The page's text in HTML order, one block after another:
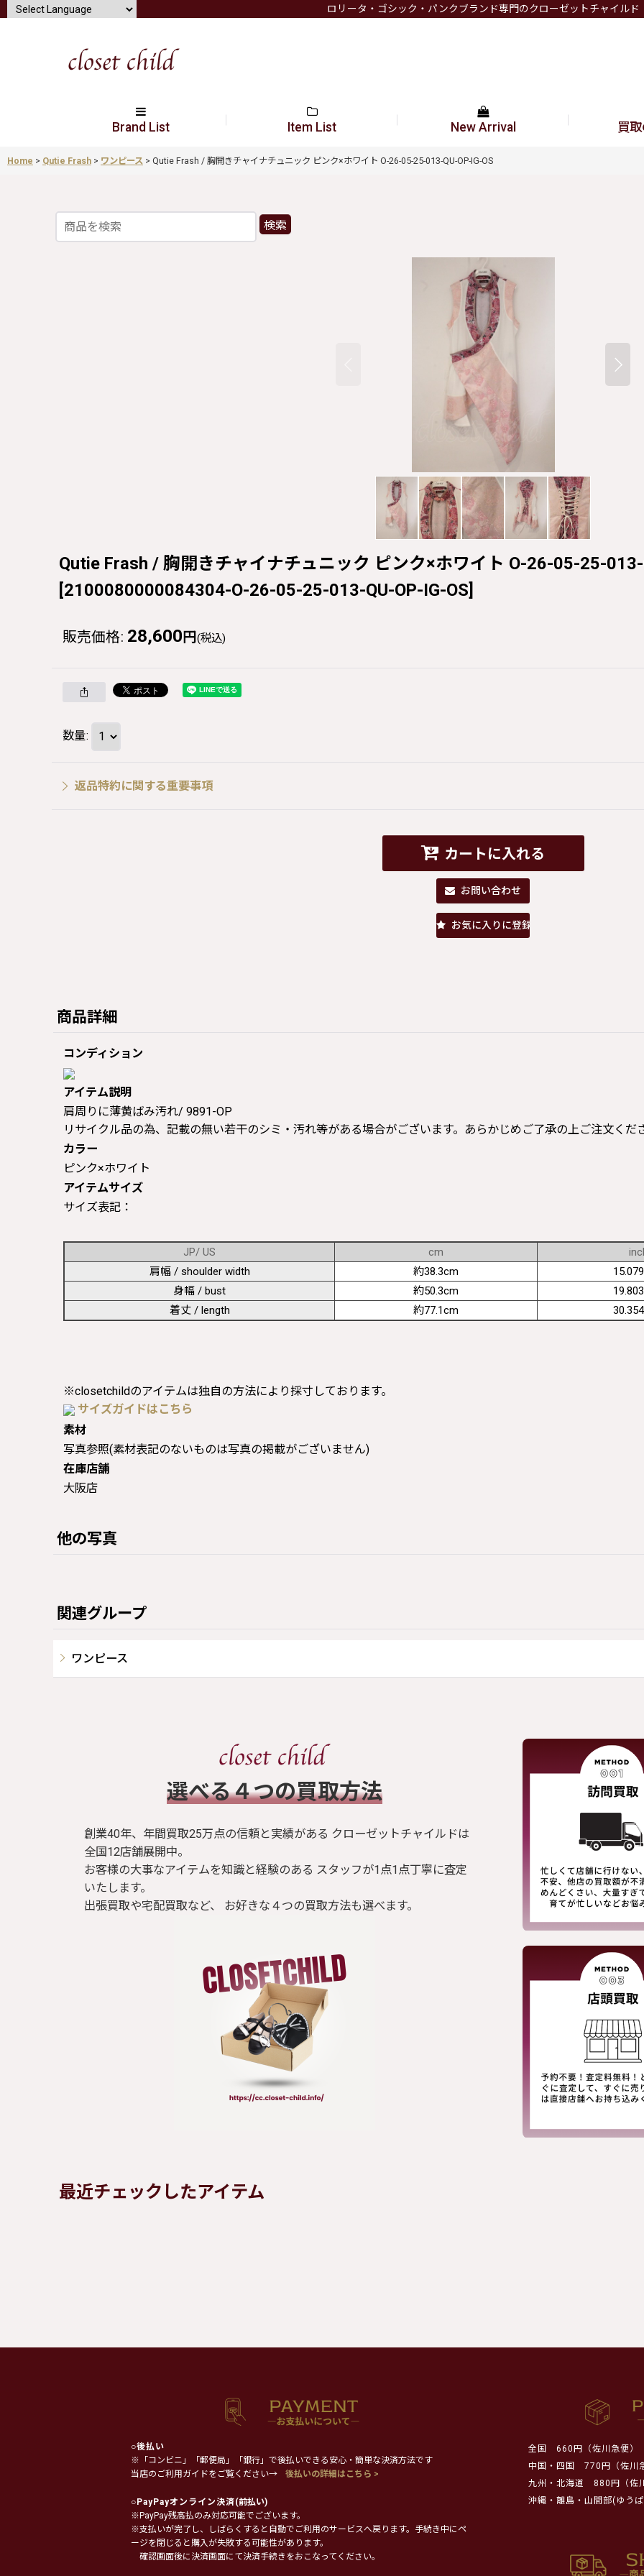
ロリータ・ゴシック・パンクブランド専門のクローゼットチャイルド
Brand List Item List New Arrival 買
Home > Qutie Frash > ワンピース > Qutie Frash / 胸開きチャイナチュニック ピンク×ホワイト O-26-05-25-013-QU-OP-IG-OS
検索
Qutie Frash / 胸開きチャイナチュニック ピンク×ホワイト O-26-05-25-013-
[2100080000084304-O-26-05-25-013-QU-OP-IG-OS]
販売価格: 28,600 円 (税込)
数量:
返品特約に関する重要事項
カートに入れる
お問い合わせ
お気に入りに登録
商品詳細
コンディション
アイテム説明
肩周りに薄黄ばみ汚れ/ 9891-OP
リサイクル品の為、記載の無い若干のシミ・汚れ等がある場合がございます。あらかじめご了承の上ご注文くだ
カラー
ピンク×ホワイト
アイテムサイズ
サイズ表記：
JP/ US cm
肩幅 / shoulder width
約38.3cm
身幅 / bust
約50.3cm
着丈 / length
約77.1cm
※closetchildのアイテムは独自の方法により採寸しております。
サイズガイドはこちら
素材
写真参照(素材表記のないものは写真の掲載がございません)
在庫店舗
大阪店
他の写真
関連グループ
ワンピース
​選べる４つの買取方法
創業40年、年間買取25万点の信頼と実績がある クローゼットチャイルドは
全国12店舗展開中。
お客様の大事なアイテムを知識と経験のある スタッフが1点1点丁寧に査定
いたします。
出張買取や宅配買取など、 お好きな４つの買取方法も選べます。
最近チェックしたアイテム
○後払い
※「コンビニ」「郵便局」「銀行」で後払いできる安心・簡単な決済方法です
当店のご利用ガイドをご覧ください→
後払いの詳細はこちら >
○PayPayオンライン決済(前払い)
※PayPay残高払のみ対応可能でございます。
※支払いが完了し、しばらくすると自動でご利用のサービスへ戻ります。手続き中にペ
ージを閉じると購入が失敗する可能性があります。
確認画面後に決済画面にて決済手続きをおこなってください。
全国
660円（佐川急便）
中国・四国
770円（佐川
九州・北海道
880円（佐
沖縄・離島・山間部(ゆう